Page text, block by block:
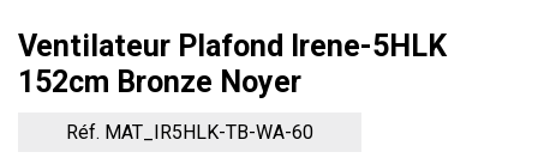
Ventilateur Plafond Irene-5HLK
152cm Bronze Noyer
Réf. MAT_IR5HLK-TB-WA-60